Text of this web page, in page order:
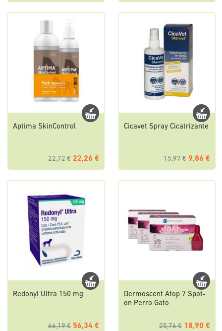
Aptima SkinControl
22,72 € 22,26 €
Cicavet Spray Cicatrizante
15,97 € 9,86 €
Redonyl Ultra 150 mg
66,19 € 56,34 €
Dermoscent Atop 7 Spot-
on Perro Gato
25,76 € 18,90 €